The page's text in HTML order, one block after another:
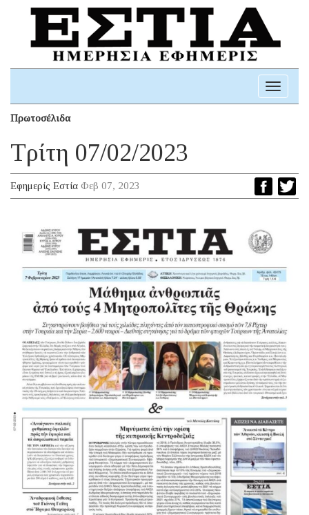
Toggle
Πρωτοσέλιδα
Τρίτη 07/02/2023
Εφημερίς Εστία Φεβ 07, 2023